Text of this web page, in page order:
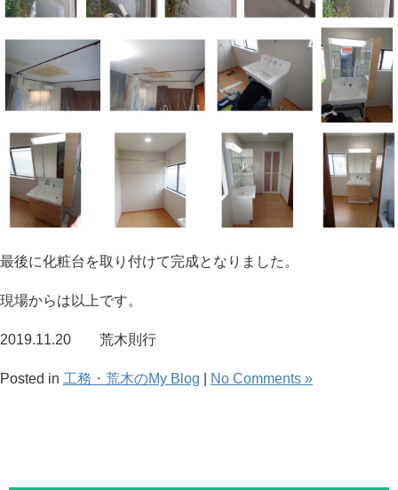
最後に化粧台を取り付けて完成となりました。
現場からは以上です。
2019.11.20 荒木則行
Posted in 工務・荒木のMy Blog No Comments »